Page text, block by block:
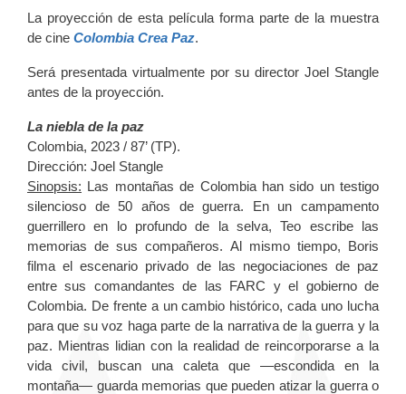
La proyección de esta película forma parte de la muestra
de cine Colombia Crea Paz.
Será presentada virtualmente por su director Joel Stangle
antes de la proyección.
La niebla de la paz
Colombia, 2023 / 87’ (TP).
Dirección: Joel Stangle
Sinopsis: Las montañas de Colombia han sido un testigo
silencioso de 50 años de guerra. En un campamento
guerrillero en lo profundo de la selva, Teo escribe las
memorias de sus compañeros. Al mismo tiempo, Boris
filma el escenario privado de las negociaciones de paz
entre sus comandantes de las FARC y el gobierno de
Colombia. De frente a un cambio histórico, cada uno lucha
para que su voz haga parte de la narrativa de la guerra y la
paz. Mientras lidian con la realidad de reincorporarse a la
vida civil, buscan una caleta que —escondida en la
montaña— guarda memorias que pueden atizar la guerra o